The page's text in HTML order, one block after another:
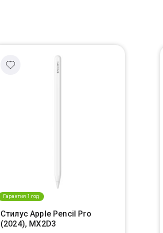
Гарантия 1 год
Стилус Apple Pencil Pro
(2024), MX2D3